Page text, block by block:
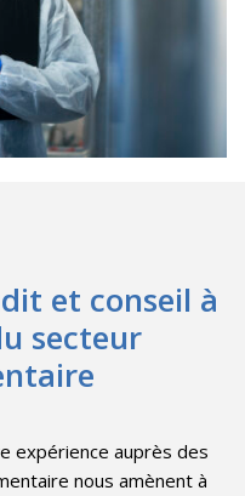
et conseil à
secteur
expérience auprès des
nous amènent à